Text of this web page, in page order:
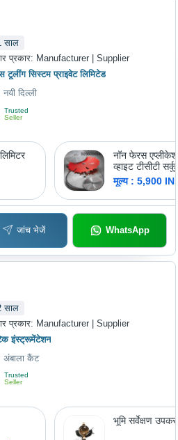
साल
प्रकार: Manufacturer | Supplier
टूलींग सिस्टम प्राइवेट लिमिटेड
नयी दिल्ली
Trusted
Seller
नॉन फेरस
व्हाइट टीसीटी
मूल्य : 5,900
जांच भेजें WhatsApp
साल
प्रकार: Manufacturer | Supplier
इंस्ट्रूमेंटेशन
अंबाला कैंट
Trusted
Seller
भूमि सर्वेक्षण